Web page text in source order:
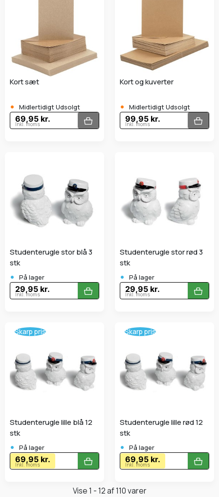
Kort sæt
• Midlertidigt Udsolgt
69,95 kr.
Inkl. moms
Kort og kuverter
• Midlertidigt Udsolgt
99,95 kr.
Inkl. moms
Studenterugle stor blå 3
stk
• På lager
29,95 kr.
Inkl. moms
Studenterugle stor rød 3
stk
• På lager
29,95 kr.
Inkl. moms
Skarp pris
Studenterugle lille blå 12
stk
• På lager
69,95 kr.
Inkl. moms
Skarp pris
Studenterugle lille rød 12
stk
• På lager
69,95 kr.
Inkl. moms
Vise 1 - 12 af 110 varer